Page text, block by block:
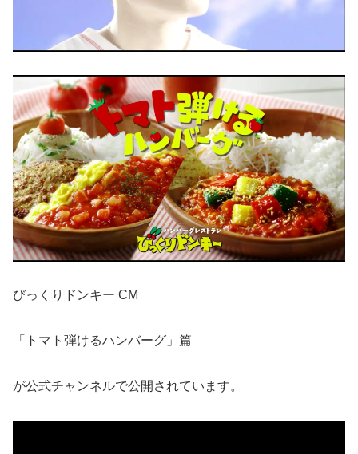
びっくりドンキー CM
「トマト弾けるハンバーグ」篇
が公式チャンネルで公開されています。